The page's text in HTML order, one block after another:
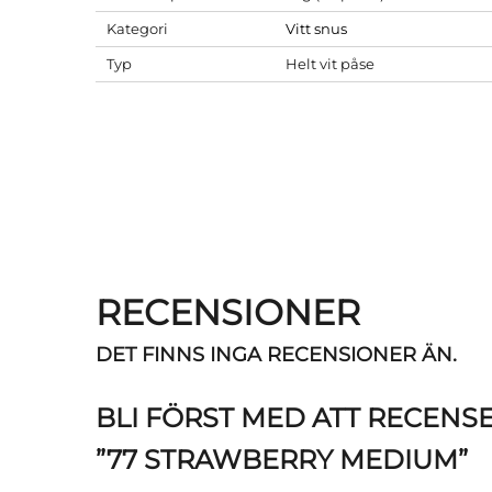
Kategori
Vitt snus
Typ
Helt vit påse
RECENSIONER
DET FINNS INGA RECENSIONER ÄN.
BLI FÖRST MED ATT
”77 STRAWBERRY MEDIUM”